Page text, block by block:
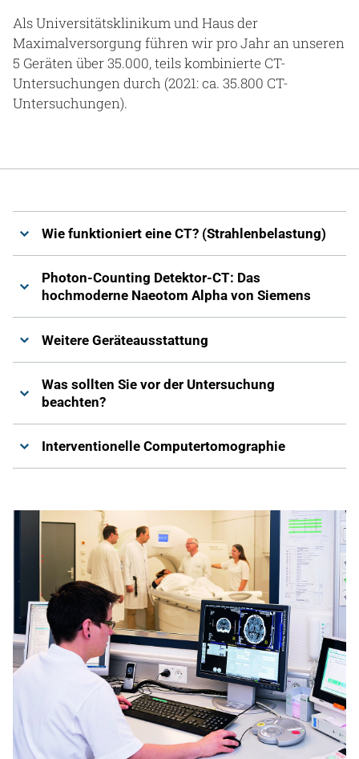
Als Universitätsklinikum und Haus der
Maximalversorgung führen wir pro Jahr an unseren
5 Geräten über 35.000, teils kombinierte CT-
Untersuchungen durch (2021: ca. 35.800 CT-
Untersuchungen).
Wie funktioniert eine CT? (Strahlenbelastung)
Photon-Counting Detektor-CT: Das
hochmoderne Naeotom Alpha von Siemens
Weitere Geräteausstattung
Was sollten Sie vor der Untersuchung
beachten?
Interventionelle Computertomographie